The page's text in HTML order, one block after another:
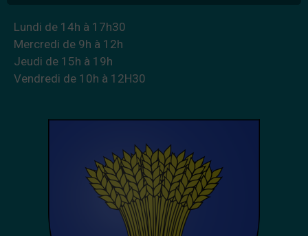
Lundi de 14h à 17h30
Mercredi de 9h à 12h
Jeudi de 15h à 19h
Vendredi de 10h à 12H30